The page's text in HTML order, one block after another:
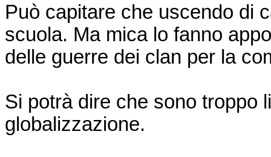
Può capitare che uscendo di
scuola. Ma mica lo fanno
delle guerre dei clan per la
Si potrà dire che sono troppo
globalizzazione.